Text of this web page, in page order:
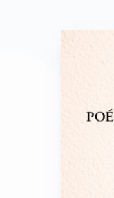
montagnes.
malade ou d’un
qui traite des